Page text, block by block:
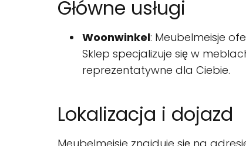
Główne usługi
Woonwinkel: Meubelmeisje
Sklep specjalizuje się w
reprezentatywne dla Ciebie.
Lokalizacja i dojazd